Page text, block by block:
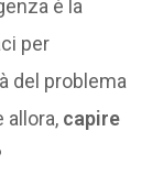
è la
per
del problema
allora, capire